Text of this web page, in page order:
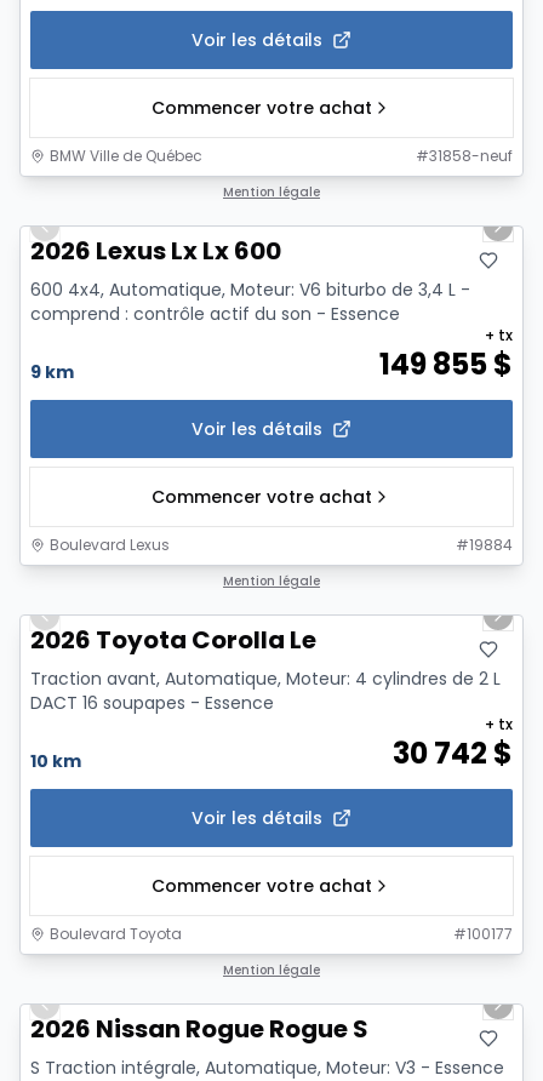
Voir les détails
Commencer votre achat
BMW Ville de Québec #31858-neuf
Mention légale
Previous slide
Next
2026 Lexus Lx Lx 600
600 4x4, Automatique, Moteur: V6 biturbo de 3,4 L -
comprend : contrôle actif du son - Essence
9 km 149 855$
+ tx
Voir les détails
Commencer votre achat
Boulevard Lexus #19884
Mention légale
Previous slide
Next
2026 Toyota Corolla Le
Traction avant, Automatique, Moteur: 4 cylindres de 2 L
DACT 16 soupapes - Essence
10 km 30 742 $
+ tx
Voir les détails
Commencer votre achat
Boulevard Toyota #100177
Mention légale
Previous slide
Next
2026 Nissan Rogue Rogue S
S Traction intégrale, Automatique, Moteur: V3 - Essence